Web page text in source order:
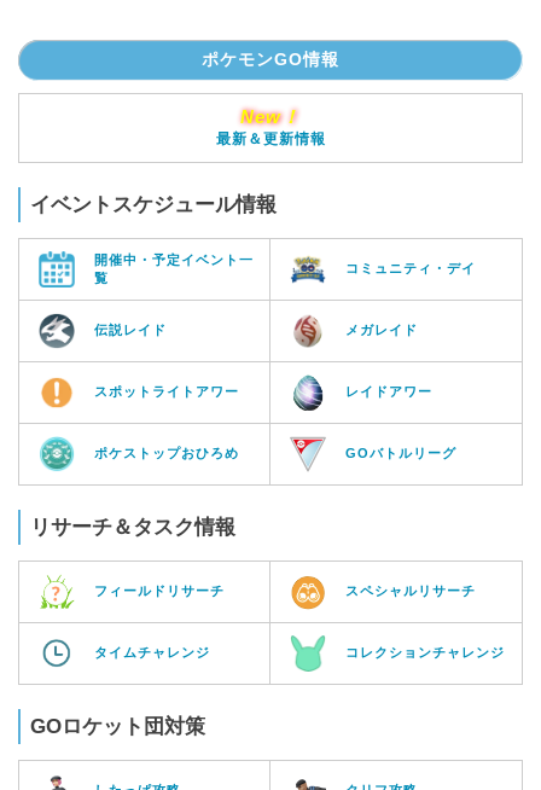
ポケモンGO情報
New！
最新＆更新情報
イベントスケジュール情報
開催中・予定イベント一
覧
コミュニティ・デイ
伝説レイド メガレイド
スポットライトアワー レイドアワー
ポケストップおひろめ GOバトルリーグ
リサーチ＆タスク情報
フィールドリサーチ スペシャルリサーチ
タイムチャレンジ コレクションチャレンジ
GOロケット団対策